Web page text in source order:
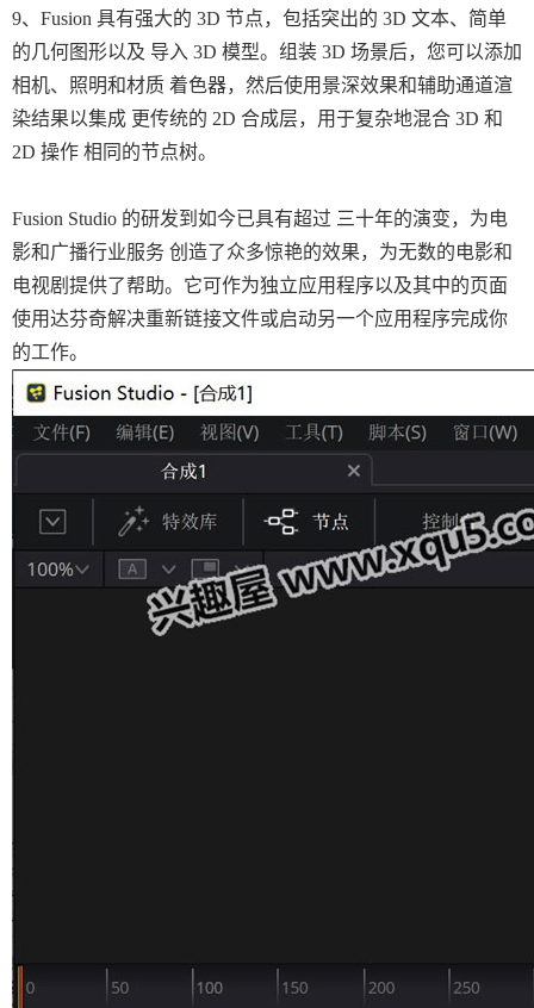
9、Fusion 具有强大的 3D 节点，包括突出的 3D 文本、简单
的几何图形以及 导入 3D 模型。组装 3D 场景后，您可以添加
相机、照明和材质 着色器，然后使用景深效果和辅助通道渲
染结果以集成 更传统的 2D 合成层，用于复杂地混合 3D 和
2D 操作 相同的节点树。
Fusion Studio 的研发到如今已具有超过 三十年的演变，为电
影和广播行业服务 创造了众多惊艳的效果，为无数的电影和
电视剧提供了帮助。它可作为独立应用程序以及其中的页面
使用达芬奇解决重新链接文件或启动另一个应用程序完成你
的工作。